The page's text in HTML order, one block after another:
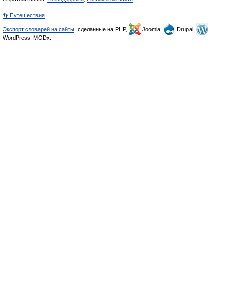
👣 Путешествия
Экспорт словарей на сайты , сделанные на PHP, Joomla,
Drupal,
WordPress, MODx.